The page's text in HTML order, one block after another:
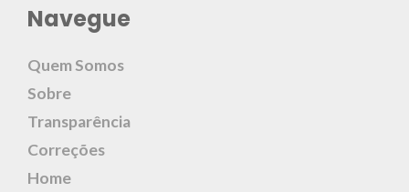
Navegue
Quem Somos
Sobre
Transparência
Correções
Home